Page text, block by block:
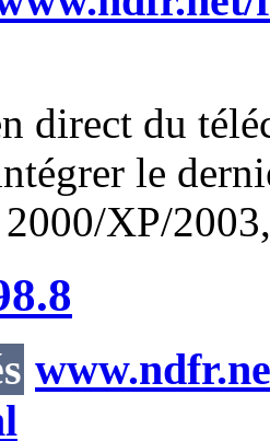
direct du
le
XP/